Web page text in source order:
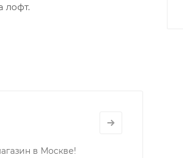
лофт.
в Москве!